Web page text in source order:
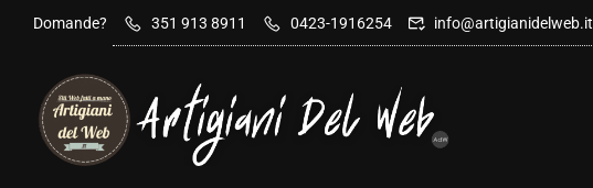
Domande? 351 913 8911 0423-1916254 info@artigianidelweb.it